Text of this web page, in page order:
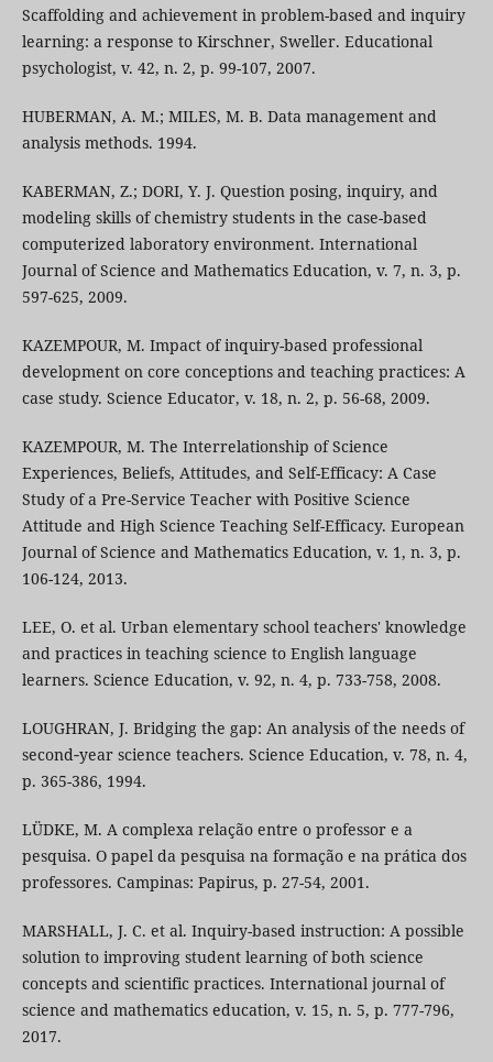
Scaffolding and achievement in problem-based and inquiry
learning: a response to Kirschner, Sweller. Educational
psychologist, v. 42, n. 2, p. 99-107, 2007.
HUBERMAN, A. M.; MILES, M. B. Data management and
analysis methods. 1994.
KABERMAN, Z.; DORI, Y. J. Question posing, inquiry, and
modeling skills of chemistry students in the case-based
computerized laboratory environment. International
Journal of Science and Mathematics Education, v. 7, n. 3, p.
597-625, 2009.
KAZEMPOUR, M. Impact of inquiry-based professional
development on core conceptions and teaching practices: A
case study. Science Educator, v. 18, n. 2, p. 56-68, 2009.
KAZEMPOUR, M. The Interrelationship of Science
Experiences, Beliefs, Attitudes, and Self-Efficacy: A Case
Study of a Pre-Service Teacher with Positive Science
Attitude and High Science Teaching Self-Efficacy. European
Journal of Science and Mathematics Education, v. 1, n. 3, p.
106-124, 2013.
LEE, O. et al. Urban elementary school teachers' knowledge
and practices in teaching science to English language
learners. Science Education, v. 92, n. 4, p. 733-758, 2008.
LOUGHRAN, J. Bridging the gap: An analysis of the needs of
second‐year science teachers. Science Education, v. 78, n. 4,
p. 365-386, 1994.
LÜDKE, M. A complexa relação entre o professor e a
pesquisa. O papel da pesquisa na formação e na prática dos
professores. Campinas: Papirus, p. 27-54, 2001.
MARSHALL, J. C. et al. Inquiry-based instruction: A possible
solution to improving student learning of both science
concepts and scientific practices. International journal of
science and mathematics education, v. 15, n. 5, p. 777-796,
2017.